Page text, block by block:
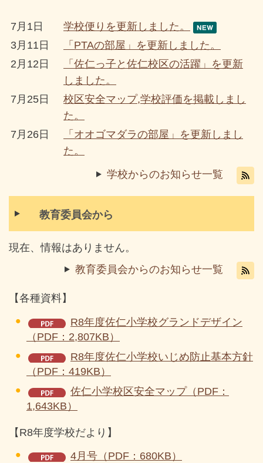
7月1日
学校便りを更新しました。
3月11日
「PTAの部屋」を更新しました。
2月12日
「佐仁っ子と佐仁校区の活躍」を更新
しました。
7月25日
校区安全マップ,学校評価を掲載しまし
た。
7月26日
「オオゴマダラの部屋」を更新しまし
た。
学校からのお知らせ一覧
教育委員会から
現在、情報はありません。
教育委員会からのお知らせ一覧
【各種資料】
R8年度佐仁小学校グランドデザイン
（PDF：2,807KB）
R8年度佐仁小学校いじめ防止基本方針
（PDF：419KB）
佐仁小学校区安全マップ（PDF：
1,643KB）
【R8年度学校だより】
4月号（PDF：680KB）